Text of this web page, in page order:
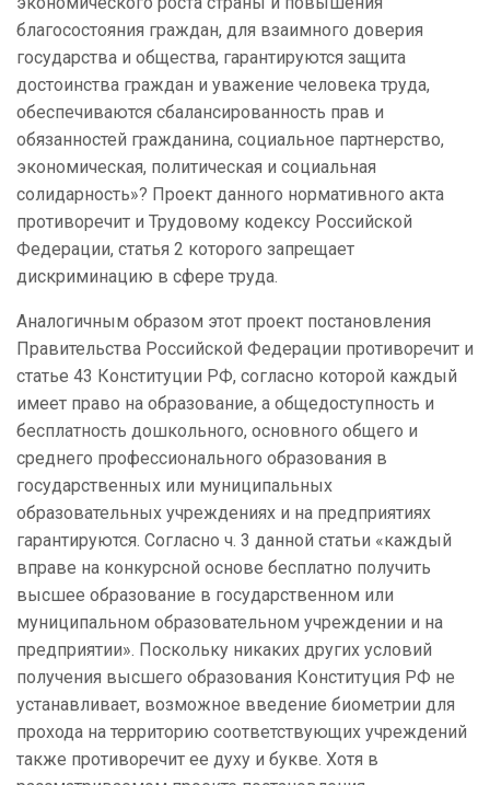
благосостояния граждан, для взаимного доверия
государства и общества, гарантируются защита
достоинства граждан и уважение человека труда,
обеспечиваются сбалансированность прав и
обязанностей гражданина, социальное партнерство,
экономическая, политическая и социальная
солидарность»? Проект данного нормативного акта
противоречит и Трудовому кодексу Российской
Федерации, статья 2 которого запрещает
дискриминацию в сфере труда.
Аналогичным образом этот проект постановления
Правительства Российской Федерации противоречит и
статье 43 Конституции РФ, согласно которой каждый
имеет право на образование, а общедоступность и
бесплатность дошкольного, основного общего и
среднего профессионального образования в
государственных или муниципальных
образовательных учреждениях и на предприятиях
гарантируются. Согласно ч. 3 данной статьи «каждый
вправе на конкурсной основе бесплатно получить
высшее образование в государственном или
муниципальном образовательном учреждении и на
предприятии». Поскольку никаких других условий
получения высшего образования Конституция РФ не
устанавливает, возможное введение биометрии для
прохода на территорию соответствующих учреждений
также противоречит ее духу и букве. Хотя в